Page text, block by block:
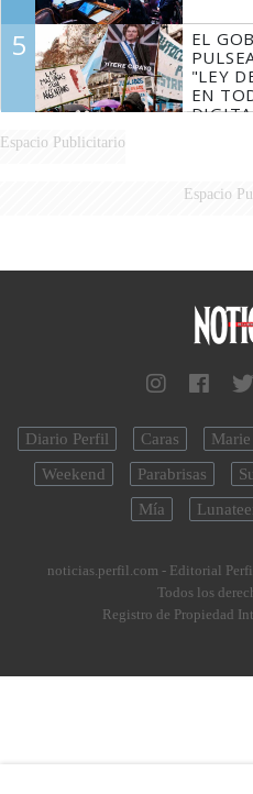
5
EL
"LEY
EN
Espacio Publicitario
Espacio
Diario Perfil Caras
Weekend
Parabrisas
Mía
noticias.perfil.com - Editorial
Todos los
Registro de Propiedad